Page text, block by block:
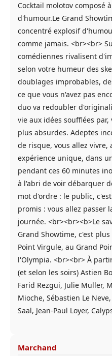
Cocktail molotov composé
d'humour.Le Grand
concentré explosif
comme jamais. <br><br>
comédiennes rivalisent
selon votre humeur des
doublages improbables,
ce que vous n'avez pas
duo va redoubler
vie aux idées soufflées
plus absurdes. Adeptes
de risque, vous allez vivre,
expérience unique, dans
pendant ces 60 minutes
à l'abri de voir débarquer
mot d'ordre : le public,
promis : vous allez passer
journée. <br><br><b>Le
Grand Showtime, c'est
Point Virgule, au Grand
l'Olympia. <br><br> À
(et selon les soirs) Astien
Farid Rezgui, Julie Muller,
Mioche, Sébastien Le
Saal, Jean-Paul Loyer,
Marchand